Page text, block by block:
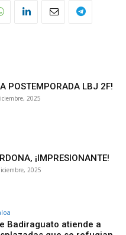
POSTEMPORADA LBJ 2F!
2025
¡IMPRESIONANTE!
2025
Badiraguato atiende a